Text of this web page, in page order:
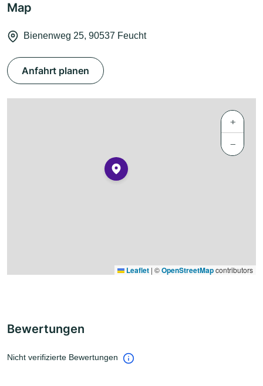
Map
Bienenweg 25, 90537 Feucht
Anfahrt planen
+
−
Leaflet | ©OpenStreetMapcontributors
Bewertungen
Nicht verifizierte Bewertungen